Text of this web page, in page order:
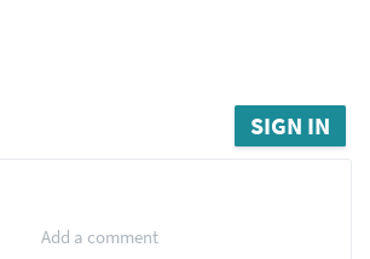
SIGN IN
Add a comment